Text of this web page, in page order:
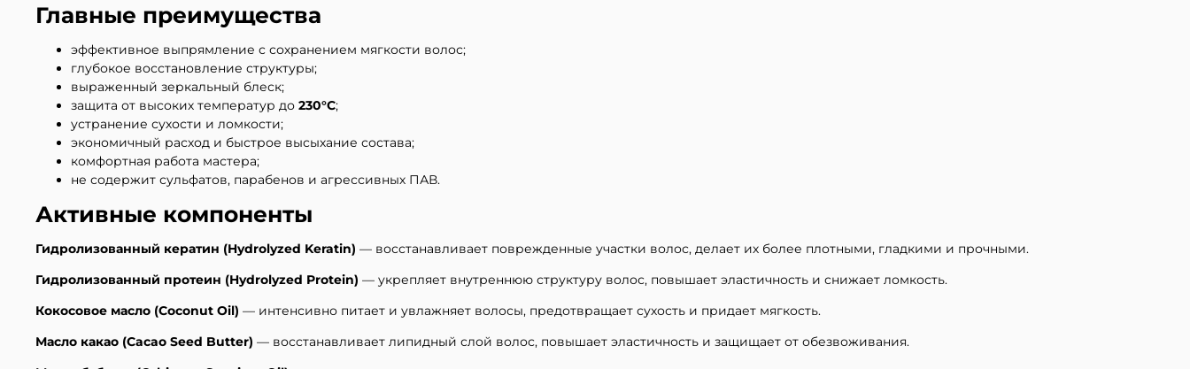
Главные преимущества
эффективное выпрямление с сохранением мягкости волос;
глубокое восстановление структуры;
выраженный зеркальный блеск;
защита от высоких температур до 230°C;
устранение сухости и ломкости;
экономичный расход и быстрое высыхание состава;
комфортная работа мастера;
не содержит сульфатов, парабенов и агрессивных ПАВ.
Активные компоненты
Гидролизованный кератин (Hydrolyzed Keratin) — восстанавливает поврежденные участки волос, делает их более плотными, гладкими и прочными.
Гидролизованный протеин (Hydrolyzed Protein) — укрепляет внутреннюю структуру волос, повышает эластичность и снижает ломкость.
Кокосовое масло (Coconut Oil) — интенсивно питает и увлажняет волосы, предотвращает сухость и придает мягкость.
Масло какао (Cacao Seed Butter) — восстанавливает липидный слой волос, повышает эластичность и защищает от обезвоживания.